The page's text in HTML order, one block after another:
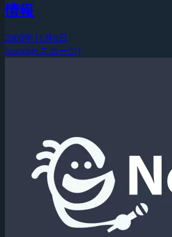
情報
2008年11月8日
esports(eスポーツ)